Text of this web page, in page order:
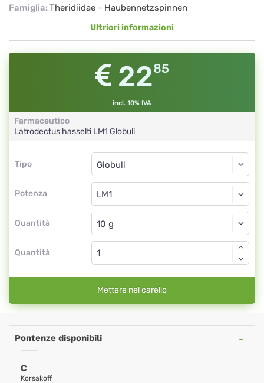
Famiglia: Theridiidae - Haubennetzspinnen
Ultriori informazioni
2285
incl. 10% IVA
Farmaceutico
Latrodectus hasselti LM1 Globuli
Tipo
Tipo
Potenza
Globuli
LM1
Quantità
Globuli
Quantità
Mettere nel carello
Pontenze disponibili
C
Korsakoff